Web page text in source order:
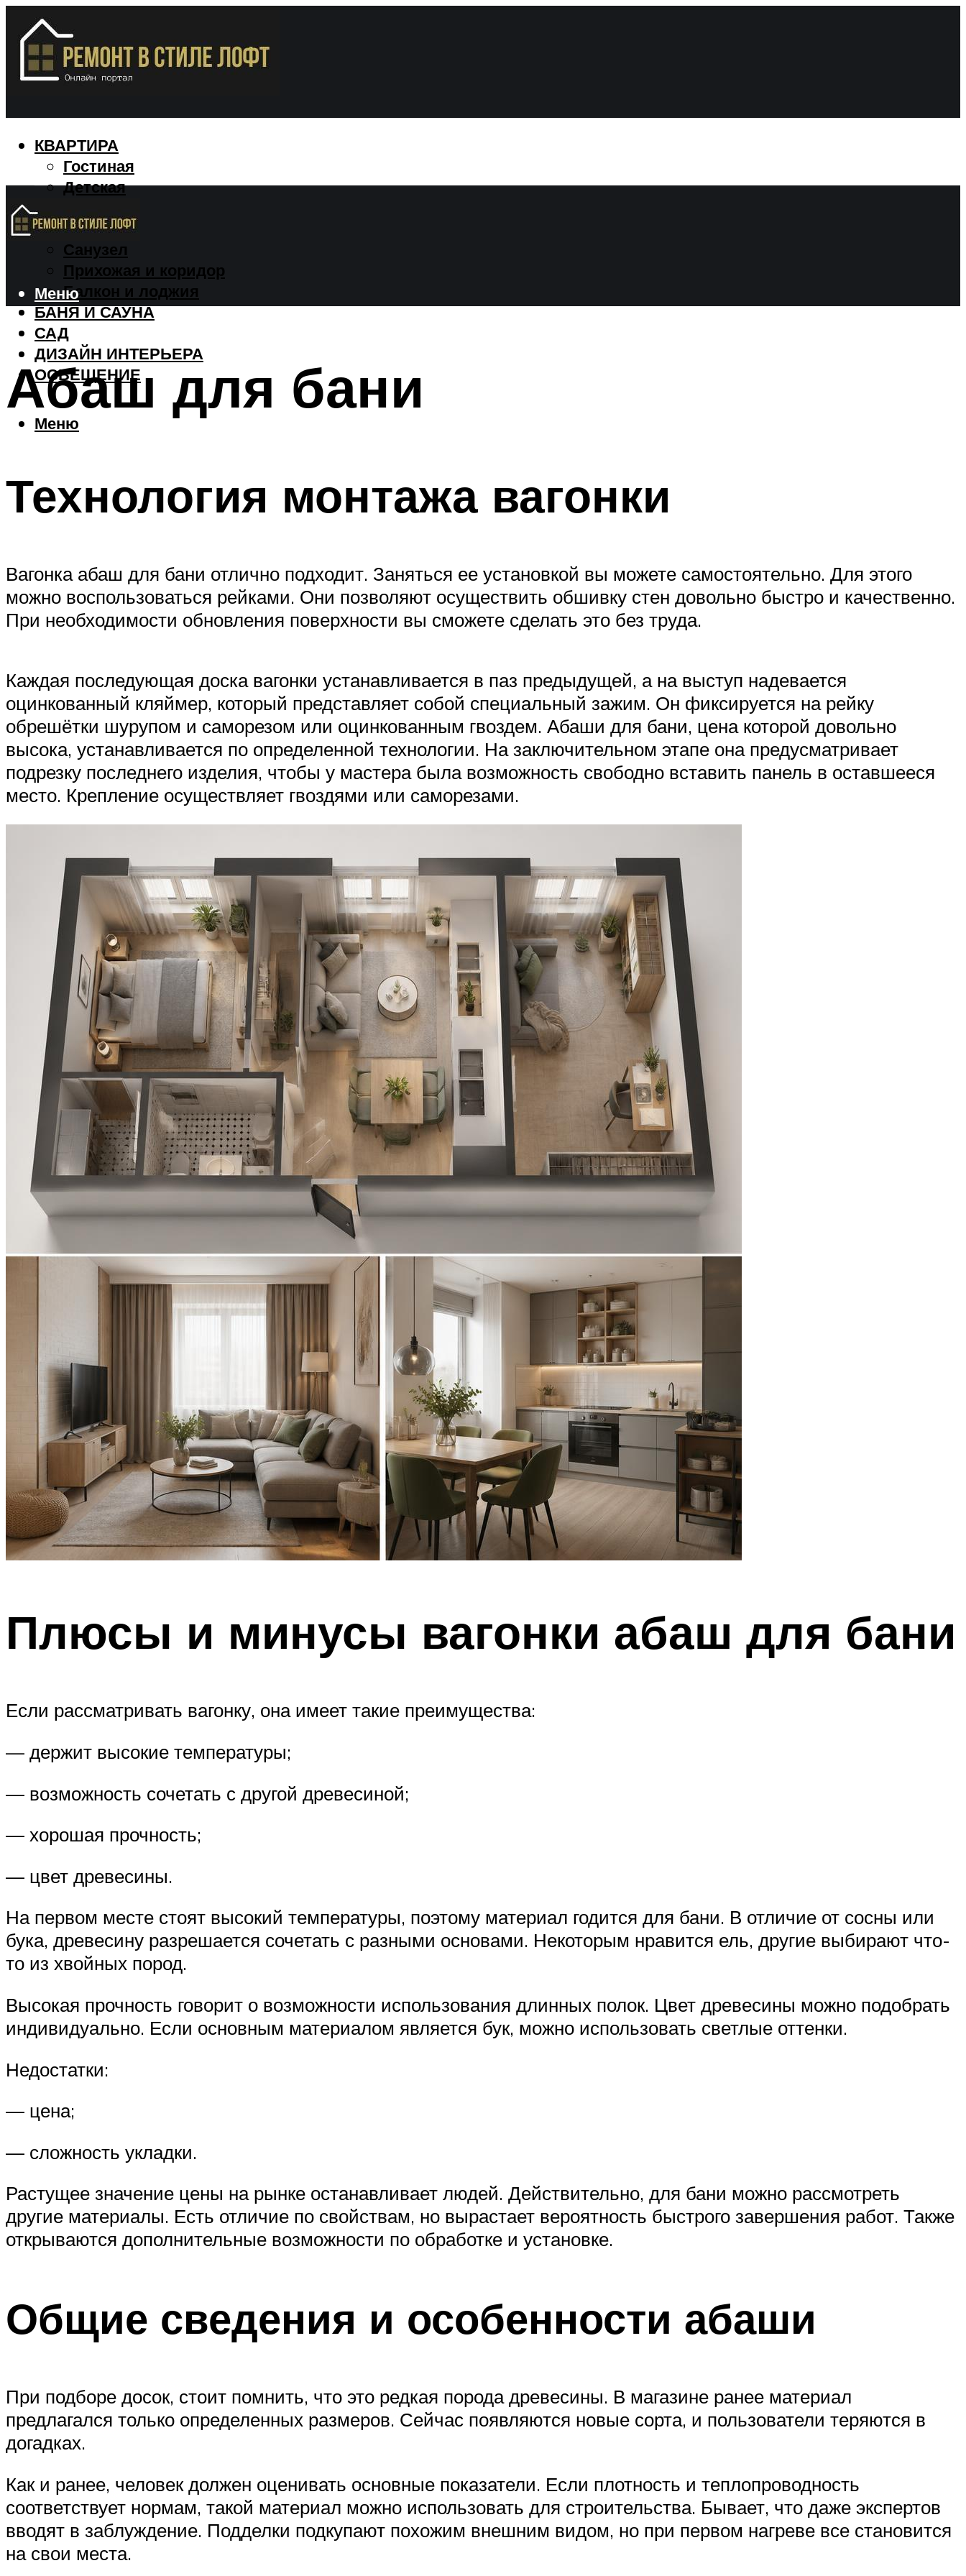
КВАРТИРА
Гостиная
Детская
Спальня
Санузел
Прихожая и коридор
Балкон и лоджия
БАНЯ И САУНА
САД
ДИЗАЙН ИНТЕРЬЕРА
ОСВЕЩЕНИЕ
Меню
Меню
Абаш для бани
Технология монтажа вагонки
Вагонка абаш для бани отлично подходит. Заняться ее установкой вы можете самостоятельно. Для этого
можно воспользоваться рейками. Они позволяют осуществить обшивку стен довольно быстро и качественно.
При необходимости обновления поверхности вы сможете сделать это без труда.
Каждая последующая доска вагонки устанавливается в паз предыдущей, а на выступ надевается
оцинкованный кляймер, который представляет собой специальный зажим. Он фиксируется на рейку
обрешётки шурупом и саморезом или оцинкованным гвоздем. Абаши для бани, цена которой довольно
высока, устанавливается по определенной технологии. На заключительном этапе она предусматривает
подрезку последнего изделия, чтобы у мастера была возможность свободно вставить панель в оставшееся
место. Крепление осуществляет гвоздями или саморезами.
Плюсы и минусы вагонки абаш для бани
Если рассматривать вагонку, она имеет такие преимущества:
— держит высокие температуры;
— возможность сочетать с другой древесиной;
— хорошая прочность;
— цвет древесины.
На первом месте стоят высокий температуры, поэтому материал годится для бани. В отличие от сосны или
бука, древесину разрешается сочетать с разными основами. Некоторым нравится ель, другие выбирают что-
то из хвойных пород.
Высокая прочность говорит о возможности использования длинных полок. Цвет древесины можно подобрать
индивидуально. Если основным материалом является бук, можно использовать светлые оттенки.
Недостатки:
— цена;
— сложность укладки.
Растущее значение цены на рынке останавливает людей. Действительно, для бани можно рассмотреть
другие материалы. Есть отличие по свойствам, но вырастает вероятность быстрого завершения работ. Также
открываются дополнительные возможности по обработке и установке.
Общие сведения и особенности абаши
При подборе досок, стоит помнить, что это редкая порода древесины. В магазине ранее материал
предлагался только определенных размеров. Сейчас появляются новые сорта, и пользователи теряются в
догадках.
Как и ранее, человек должен оценивать основные показатели. Если плотность и теплопроводность
соответствует нормам, такой материал можно использовать для строительства. Бывает, что даже экспертов
вводят в заблуждение. Подделки подкупают похожим внешним видом, но при первом нагреве все становится
на свои места.